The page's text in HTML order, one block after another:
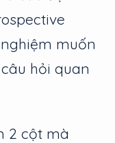
muốn
hỏi quan
2 cột mà